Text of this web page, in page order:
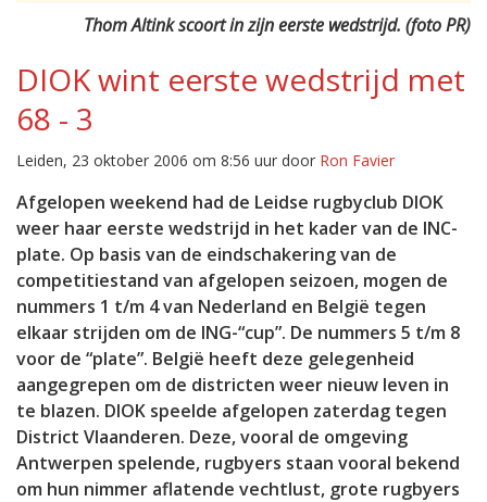
Thom Altink scoort in zijn eerste wedstrijd. (foto PR)
DIOK wint eerste wedstrijd met
68 - 3
Leiden, 23 oktober 2006 om 8:56 uur door Ron Favier
Afgelopen weekend had de Leidse rugbyclub DIOK
weer haar eerste wedstrijd in het kader van de INC-
plate. Op basis van de eindschakering van de
competitiestand van afgelopen seizoen, mogen de
nummers 1 t/m 4 van Nederland en België tegen
elkaar strijden om de ING-“cup”. De nummers 5 t/m 8
voor de “plate”. België heeft deze gelegenheid
aangegrepen om de districten weer nieuw leven in
te blazen. DIOK speelde afgelopen zaterdag tegen
District Vlaanderen. Deze, vooral de omgeving
Antwerpen spelende, rugbyers staan vooral bekend
om hun nimmer aflatende vechtlust, grote rugbyers